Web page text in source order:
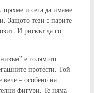
щяхме и сега да имаме
Защото тези с парите
И рискът да го
е голямото
протести. Той
вече – особено на
фигури. Те няма